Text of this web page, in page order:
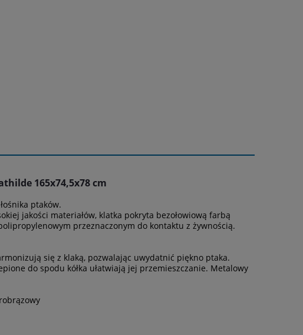
165x74,5x78 cm
ptaków.
jakości materiałów, klatka pokryta bezołowiową farbą
przeznaczonym do kontaktu z żywnością.
się z klaką, pozwalając uwydatnić piękno ptaka.
do spodu kółka ułatwiają jej przemieszczanie. Metalowy